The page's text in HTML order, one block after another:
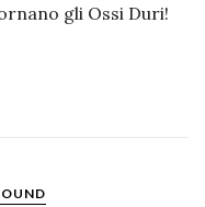
gli Ossi Duri!